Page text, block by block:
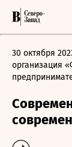
30 октября
организация